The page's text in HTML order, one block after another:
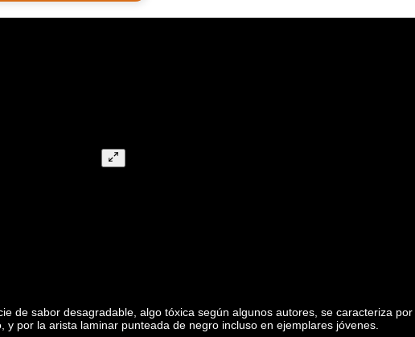
de sabor desagradable, algo tóxica según algunos autores, se caracteriza
por la arista laminar punteada de negro incluso en ejemplares jóvenes.